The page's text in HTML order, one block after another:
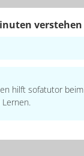
verstehen
hilft sofatutor beim